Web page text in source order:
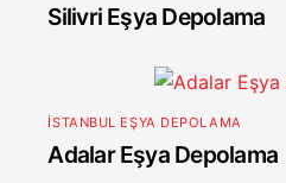
Silivri Eşya Depolama
İSTANBUL EŞYA DEPOLAMA
Adalar Eşya Depolama